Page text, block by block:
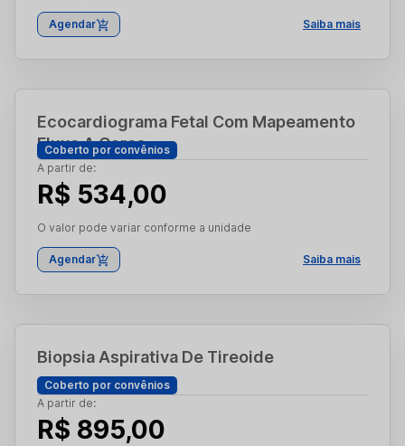
Agendar Saiba mais
Ecocardiograma Fetal Com Mapeamento
Fluxo A Cores
Coberto por convênios
A partir de:
R$ 534,00
O valor pode variar conforme a unidade
Agendar Saiba mais
Biopsia Aspirativa De Tireoide
Coberto por convênios
A partir de:
R$ 895,00